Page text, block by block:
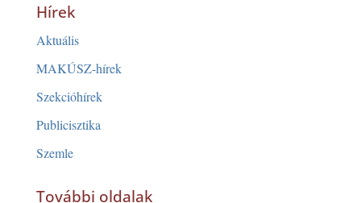
Hírek
Aktuális
MAKÚSZ-hírek
Szekcióhírek
Publicisztika
Szemle
További oldalak